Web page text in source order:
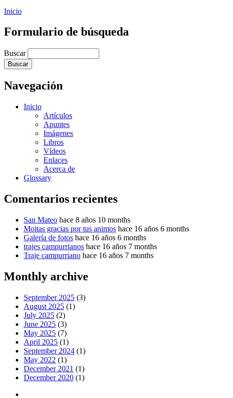
Inicio
Formulario de búsqueda
Buscar
Navegación
Inicio
Artículos
Apuntes
Imágenes
Libros
Vídeos
Enlaces
Acerca de
Glossary
Comentarios recientes
San Mateo hace 8 años 10 months
Moitas gracias por tus animos hace 16 años 6 months
Galería de fotos hace 16 años 6 months
trajes campurrianos hace 16 años 7 months
Traje campurriano hace 16 años 7 months
Monthly archive
September 2025 (3)
August 2025 (1)
July 2025 (2)
June 2025 (3)
May 2025 (7)
April 2025 (1)
September 2024 (1)
May 2022 (1)
December 2021 (1)
December 2020 (1)